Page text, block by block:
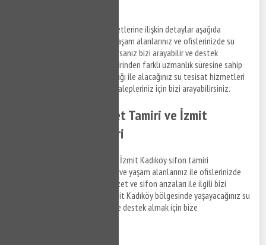
İzmit Kadıköy su tesisat hizmetlerine ilişkin detaylar aşağıda
Fıratlilandığı şekildedir. Sizde yaşam alanlarınız ve ofislerinizde su
tesisat ile ilgili bir arıza yaşıyorsanız bizi arayabilir ve destek
taleplerinizi iletebilirsiniz. Birbirinden farklı uzmanlık süresine sahip
anlaşmalı iş ortaklarımız aracılığı ile alacağınız su tesisat hizmetleri
ile ilgili bilgi almak ve destek talepleriniz için bizi arayabilirsiniz.
İzmit Kadıköy Klozet Tamiri ve İzmit
Kadıköy Sifon Tamiri
İzmit Kadıköy klozet tamiri ve İzmit Kadıköy sifon tamiri
hizmetlerine ilişkin bilgi almak ve yaşam alanlarınız ile ofislerinizde
meydana gelen su tesisat, klozet ve sifon arızaları ile ilgili bizi
arayabilir, bilgi alabilirsiniz. İzmit Kadıköy bölgesinde yaşayacağınız su
tesisat arızaları için kısa sürede destek almak için bize